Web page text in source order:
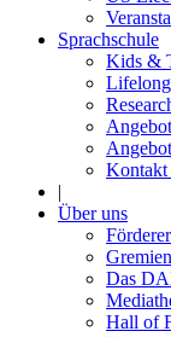
Sprachschule
Kids &
|
Über uns
Gremien
Das
Hall of